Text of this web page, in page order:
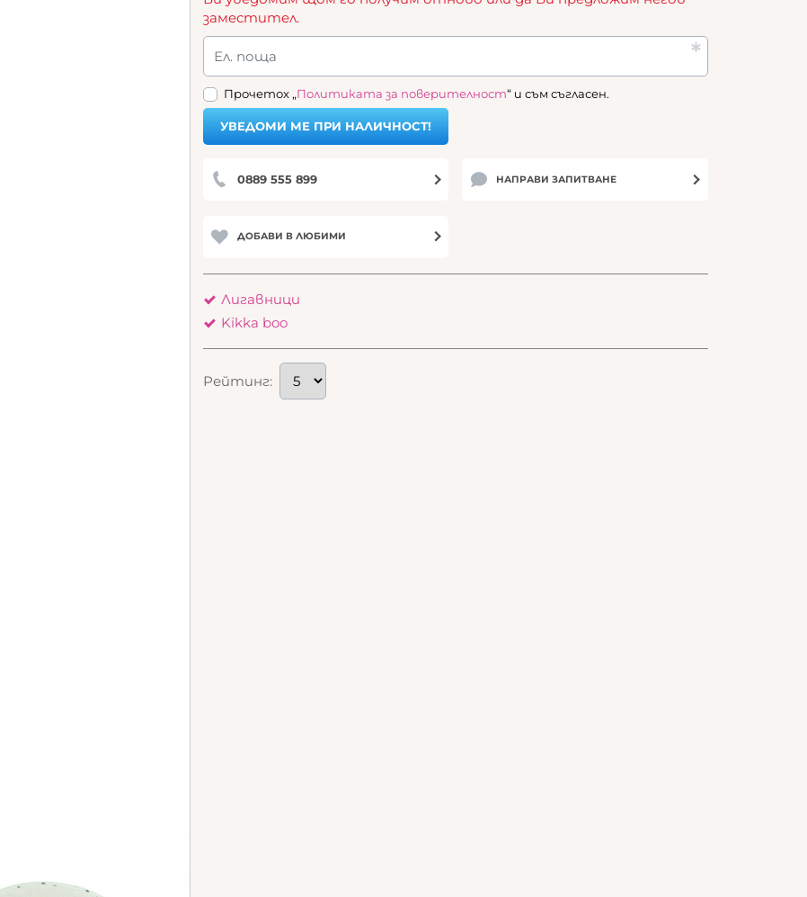
заместител.
Ел. поща
Прочетох „Политиката за поверителност“ и съм съгласен.
УВЕДОМИ МЕ ПРИ НАЛИЧНОСТ!
0889 555 899 НАПРАВИ ЗАПИТВАНЕ
ДОБАВИ В ЛЮБИМИ
Лигавници
Kikka boo
Рейтинг: